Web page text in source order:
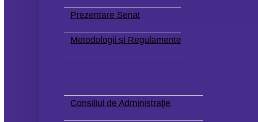
Prezentare Senat
Metodologii și Regulamente
Consiliul de Administraţie